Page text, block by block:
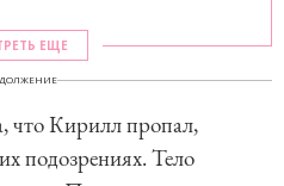
ЕЩЕ
что Кирилл пропал,
подозрениях. Тело